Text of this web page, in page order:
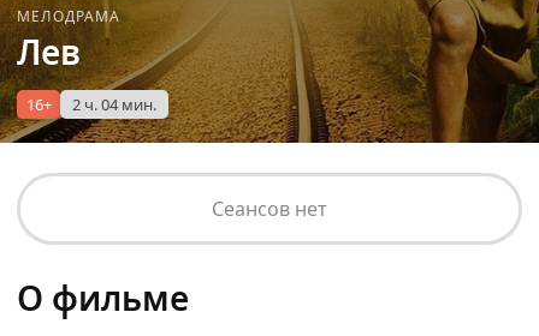
МЕЛОДРАМА
Лев
16+ 2 ч. 04 мин.
Сеансов нет
О фильме